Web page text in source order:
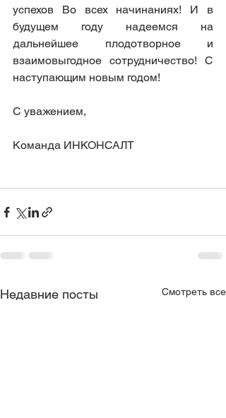
успехов Во всех начинаниях! И в
будущем году надеемся на
дальнейшее плодотворное и
взаимовыгодное сотрудничество! С
наступающим новым годом!
C уважением,
Команда ИНКОНСАЛТ
Недавние посты Смотреть все